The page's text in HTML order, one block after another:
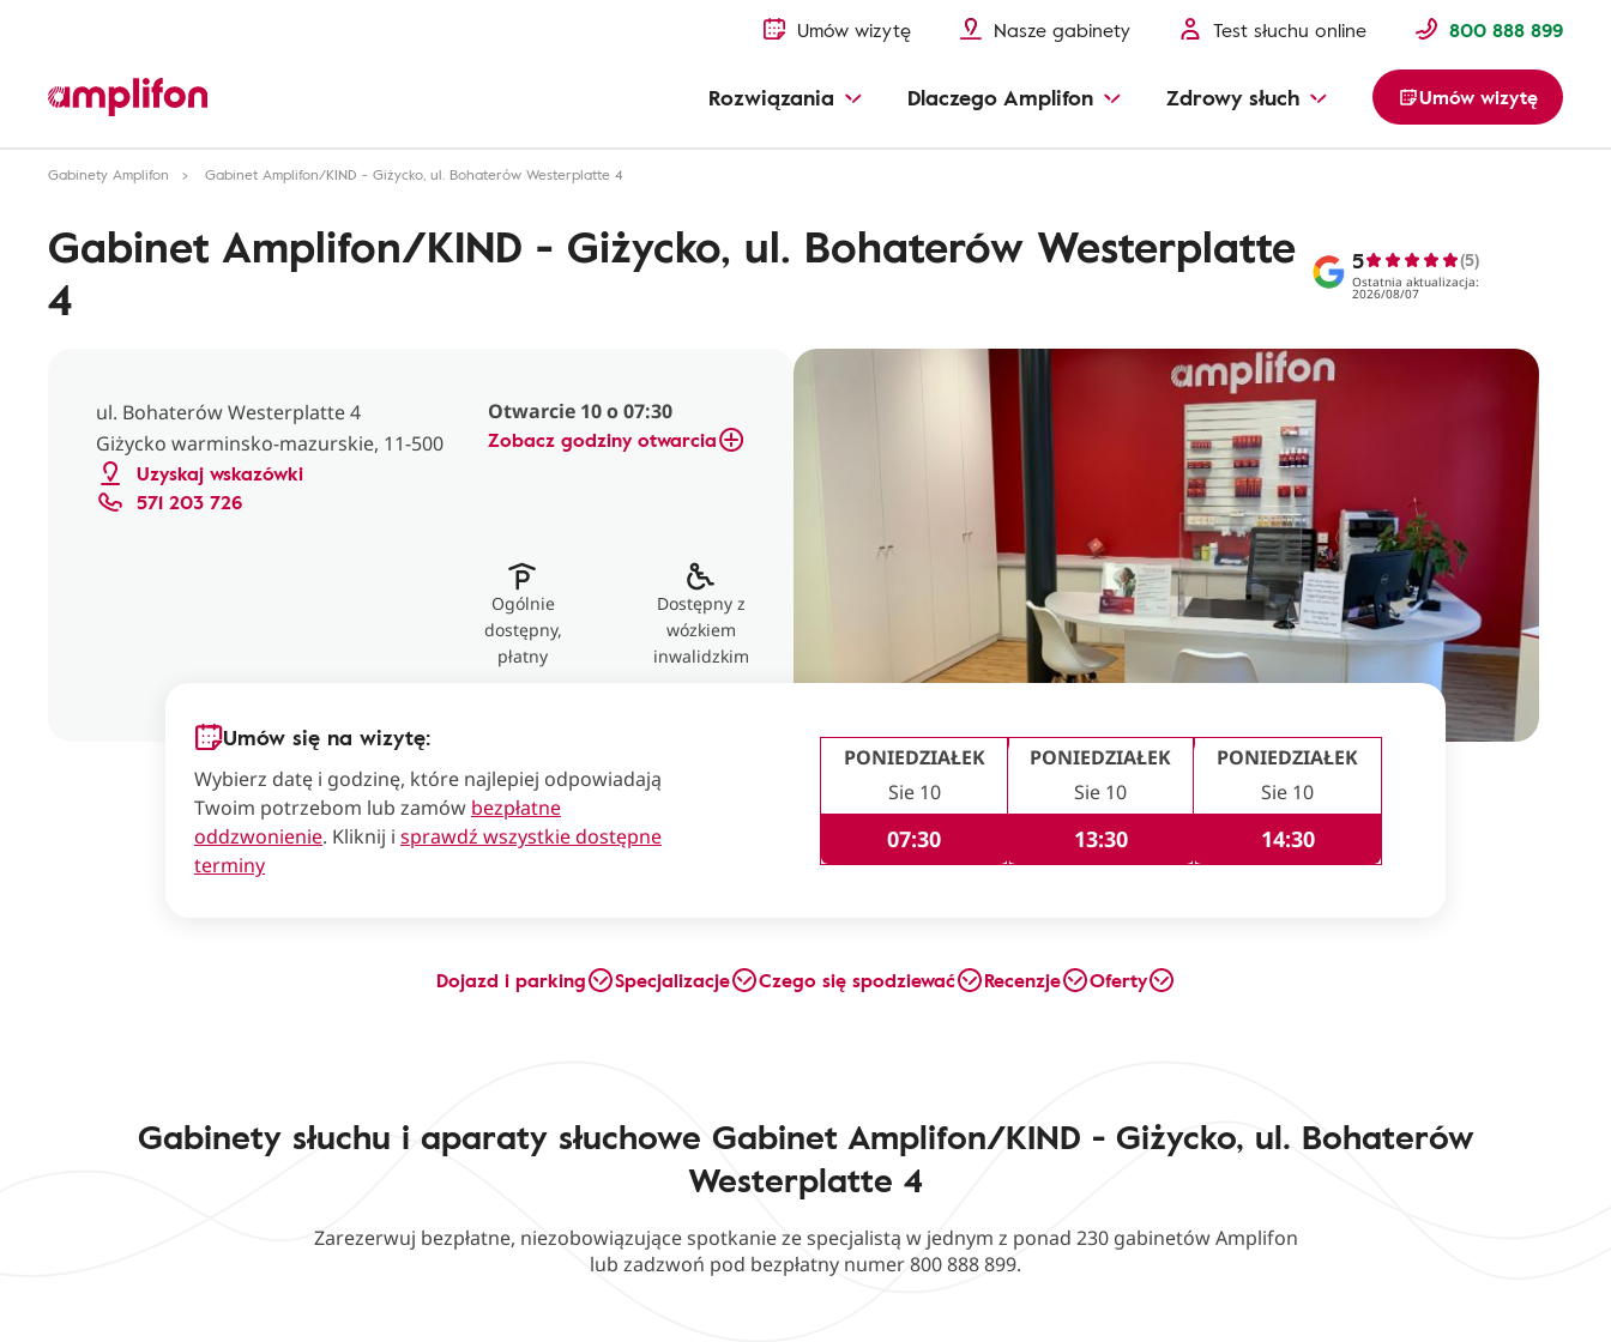
Umów wizytę Nasze gabinety Test słuchu online 800 888 899
Rozwiązania Dlaczego Amplifon Zdrowy słuch Umów wizytę
Gabinety Amplifon Gabinet Amplifon/KIND - Giżycko, ul. Bohaterów Westerplatte 4
Gabinet Amplifon/KIND - Giżycko, ul. Bohaterów Westerplatte
4
5 (5)
Ostatnia aktualizacja:
2026/08/07
ul. Bohaterów Westerplatte 4
Giżycko warminsko-mazurskie, 11-500
Uzyskaj wskazówki
571 203 726
Otwarcie 10 o 07:30
Zobacz godziny otwarcia
Ogólnie
dostępny,
płatny
Dostępny z
wózkiem
inwalidzkim
Umów się na wizytę:
Wybierz datę i godzinę, które najlepiej odpowiadają
Twoim potrzebom lub zamów bezpłatne
oddzwonienie. Kliknij i sprawdź wszystkie dostępne
terminy
PONIEDZIAŁEK
Sie 10
07:30
PONIEDZIAŁEK
Sie 10
13:30
PONIEDZIAŁEK
Sie 10
14:30
Dojazd i parking Specjalizacje Czego się spodziewać Recenzje Oferty
Gabinety słuchu i aparaty słuchowe Gabinet Amplifon/KIND - Giżycko, ul. Bohaterów
Westerplatte 4
Zarezerwuj bezpłatne, niezobowiązujące spotkanie ze specjalistą w jednym z ponad 230 gabinetów Amplifon
lub zadzwoń pod bezpłatny numer 800 888 899.